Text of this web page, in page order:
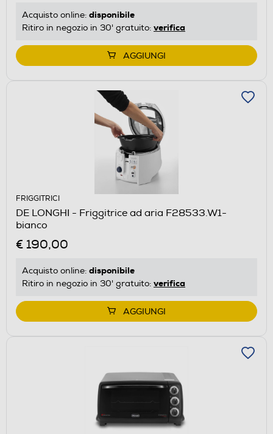
Acquisto online: disponibile
Ritiro in negozio in 30' gratuito: verifica
AGGIUNGI
FRIGGITRICI
DE LONGHI - Friggitrice ad aria F28533.W1-
bianco
€ 190,00
Acquisto online: disponibile
Ritiro in negozio in 30' gratuito: verifica
AGGIUNGI